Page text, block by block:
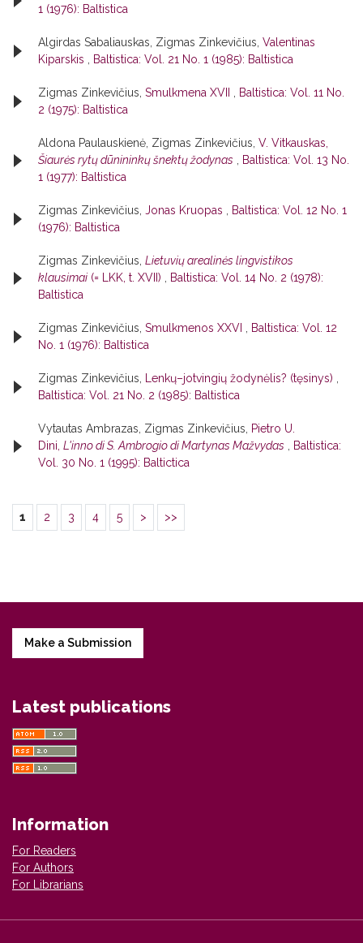
1 (1976): Baltistica
Algirdas Sabaliauskas, Zigmas Zinkevičius, Valentinas
Kiparskis , Baltistica: Vol. 21 No. 1 (1985): Baltistica
Zigmas Zinkevičius, Smulkmena XVII , Baltistica: Vol. 11 No.
2 (1975): Baltistica
Aldona Paulauskienė, Zigmas Zinkevičius, V. Vitkauskas,
Šiaurės rytų dūnininkų šnektų žodynas , Baltistica: Vol. 13 No.
1 (1977): Baltistica
Zigmas Zinkevičius, Jonas Kruopas , Baltistica: Vol. 12 No. 1
(1976): Baltistica
Zigmas Zinkevičius, Lietuvių arealinės lingvistikos
klausimai(= LKK, t. XVII) , Baltistica: Vol. 14 No. 2 (1978):
Baltistica
Zigmas Zinkevičius, Smulkmenos XXVI , Baltistica: Vol. 12
No. 1 (1976): Baltistica
Zigmas Zinkevičius, Lenkų–jotvingių žodynėlis? (tęsinys) ,
Baltistica: Vol. 21 No. 2 (1985): Baltistica
Vytautas Ambrazas, Zigmas Zinkevičius, Pietro U.
Dini, L'inno di S. Ambrogio di Martynas Mažvydas , Baltistica:
Vol. 30 No. 1 (1995): Baltictica
1 2 3 4 5 > >>
Make a Submission
Latest publications
Information
For Readers
For Authors
For Librarians